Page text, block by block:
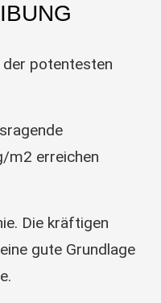
der potentesten
m2 erreichen
Die kräftigen
gute Grundlage